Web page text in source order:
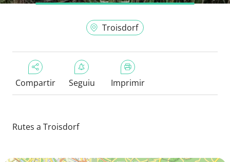
Troisdorf
Compartir Seguiu Imprimir
Rutes a Troisdorf